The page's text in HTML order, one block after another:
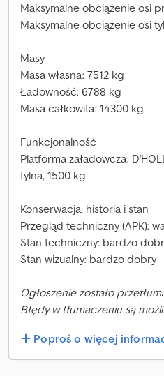
Maksymalne obciążenie osi
Maksymalne obciążenie osi
Masy
Masa własna: 7512 kg
Ładowność: 6788 kg
Masa całkowita: 14300 kg
Funkcjonalność
Platforma załadowcza:
tylna, 1500 kg
Konserwacja, historia i stan
Przegląd techniczny (APK):
Stan techniczny: bardzo
Stan wizualny: bardzo dobry
Ogłoszenie zostało
Błędy w tłumaczeniu są
Poproś o więcej